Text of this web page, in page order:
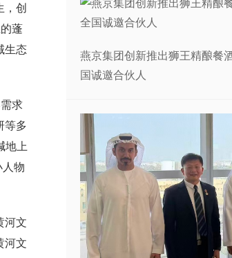
，创
蓬
生态
求
等多
地上
人物
河文
河文
燕京集团创新推出狮王精酿餐
国诚邀合伙人